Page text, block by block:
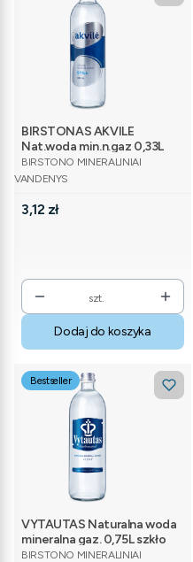
BIRSTONAS AKVILE
Nat.woda min.n.gaz 0,33L
szkło
PRODUCENT
BIRSTONO MINERALINIAI
VANDENYS
Cena
3,12 zł
szt.
Dodaj do koszyka
Bestseller
VYTAUTAS Naturalna woda
mineralna gaz. 0,75L szkło
PRODUCENT
BIRSTONO MINERALINIAI